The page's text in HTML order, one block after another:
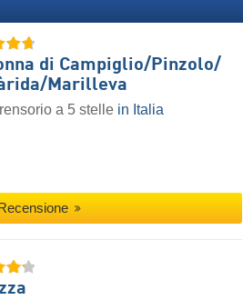
di Campiglio/​Pinzolo/​
​Marilleva
a 5 stelle in Italia
Recensione